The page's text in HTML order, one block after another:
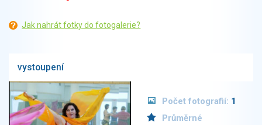
Jak nahrát fotky do fotogalerie?
vystoupení
Počet fotografií: 1
Průměrné